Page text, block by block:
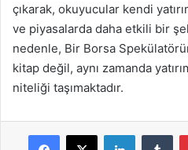
çıkarak, okuyucular kendi
ve piyasalarda daha etkili bir
nedenle, Bir Borsa
kitap değil, aynı zamanda
niteliği taşımaktadır.
Facebook
X LinkedIn